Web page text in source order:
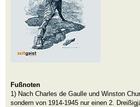
Fußnoten
1) Nach Charles de Gaulle und Winston
sondern von 1914-1945 nur einen 2.